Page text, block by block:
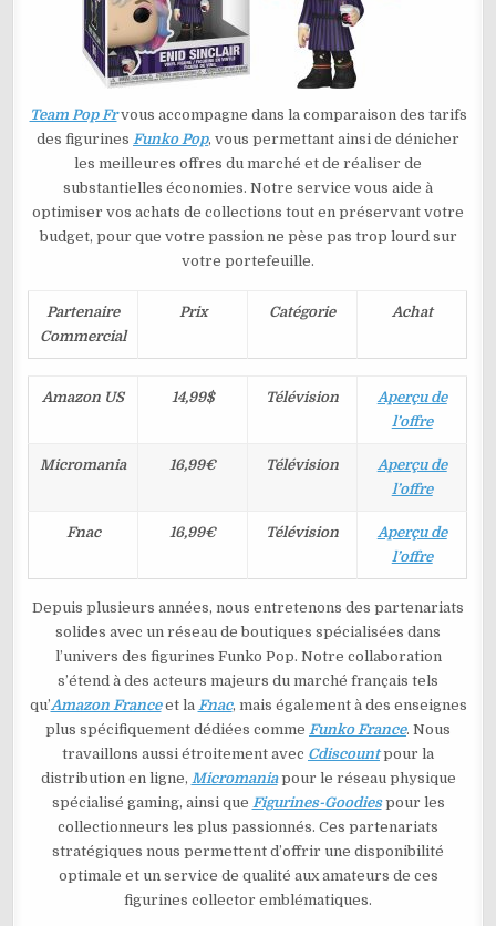
Team Pop Frvous accompagne dans la comparaison des tarifs
des figurines Funko Pop, vous permettant ainsi de dénicher
les meilleures offres du marché et de réaliser de
substantielles économies. Notre service vous aide à
optimiser vos achats de collections tout en préservant votre
budget, pour que votre passion ne pèse pas trop lourd sur
votre portefeuille.
Partenaire
Commercial
Prix Catégorie Achat
Amazon US 14,99$ Télévision
Aperçu de
l’offre
Micromania 16,99€ Télévision
Aperçu de
l’offre
Fnac 16,99€ Télévision
Aperçu de
l’offre
Depuis plusieurs années, nous entretenons des partenariats
solides avec un réseau de boutiques spécialisées dans
l’univers des figurines Funko Pop. Notre collaboration
s’étend à des acteurs majeurs du marché français tels
qu’Amazon Franceet la Fnac, mais également à des enseignes
plus spécifiquement dédiées comme Funko France. Nous
travaillons aussi étroitement avec Cdiscountpour la
distribution en ligne, Micromaniapour le réseau physique
spécialisé gaming, ainsi que Figurines-Goodiespour les
collectionneurs les plus passionnés. Ces partenariats
stratégiques nous permettent d’offrir une disponibilité
optimale et un service de qualité aux amateurs de ces
figurines collector emblématiques.